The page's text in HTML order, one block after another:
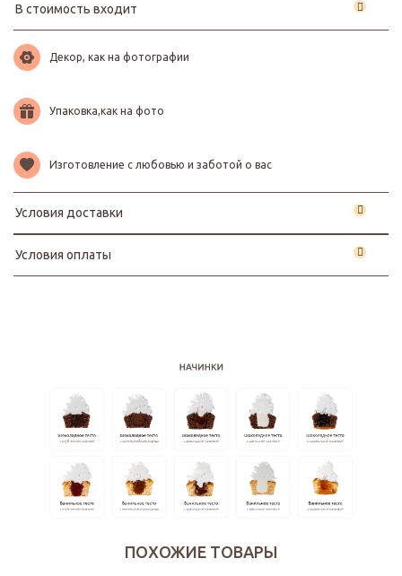
В стоимость входит
Декор, как на фотографии
Упаковка,как на фото
Изготовление с любовью и заботой о вас
Условия доставки
Условия оплаты
ПОХОЖИЕ ТОВАРЫ